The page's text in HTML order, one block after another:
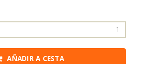
AÑADIR A CESTA